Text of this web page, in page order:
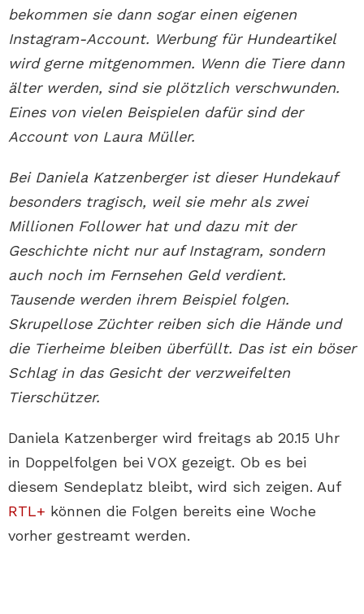
bekommen sie dann sogar einen eigenen
Instagram-Account. Werbung für Hundeartikel
wird gerne mitgenommen. Wenn die Tiere dann
älter werden, sind sie plötzlich verschwunden.
Eines von vielen Beispielen dafür sind der
Account von Laura Müller.
Bei Daniela Katzenberger ist dieser Hundekauf
besonders tragisch, weil sie mehr als zwei
Millionen Follower hat und dazu mit der
Geschichte nicht nur auf Instagram, sondern
auch noch im Fernsehen Geld verdient.
Tausende werden ihrem Beispiel folgen.
Skrupellose Züchter reiben sich die Hände und
die Tierheime bleiben überfüllt. Das ist ein böser
Schlag in das Gesicht der verzweifelten
Tierschützer.
Daniela Katzenberger wird freitags ab 20.15 Uhr
in Doppelfolgen bei VOX gezeigt. Ob es bei
diesem Sendeplatz bleibt, wird sich zeigen. Auf
RTL+ können die Folgen bereits eine Woche
vorher gestreamt werden.